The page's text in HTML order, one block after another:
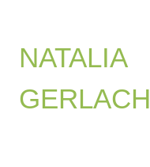
NATALIA
GERLACH